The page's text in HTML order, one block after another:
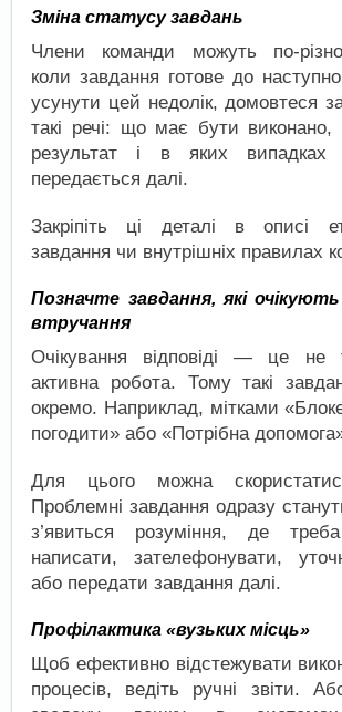
Зміна статусу завдань
Члени команди можуть по-
коли завдання готове до
усунути цей недолік, домовтеся
такі речі: що має бути виконано,
результат і в яких випадках
передається далі.
Закріпіть ці деталі в описі
завдання чи внутрішніх правилах
Позначте завдання, які
втручання
Очікування відповіді — це
активна робота. Тому такі
окремо. Наприклад, мітками
погодити» або «Потрібна
Для цього можна
Проблемні завдання одразу
з’явиться розуміння, де
написати, зателефонувати,
або передати завдання далі.
Профілактика «вузьких місць»
Щоб ефективно відстежувати
процесів, ведіть ручні звіти.